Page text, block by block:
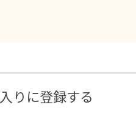
りに登録する